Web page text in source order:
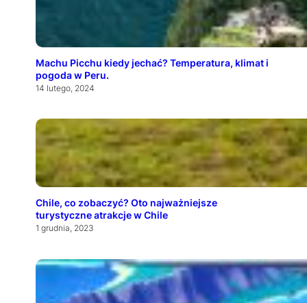
Machu Picchu kiedy jechać? Temperatura, klimat i
pogoda w Peru.
14 lutego, 2024
Chile, co zobaczyć? Oto najważniejsze
turystyczne atrakcje w Chile
1 grudnia, 2023